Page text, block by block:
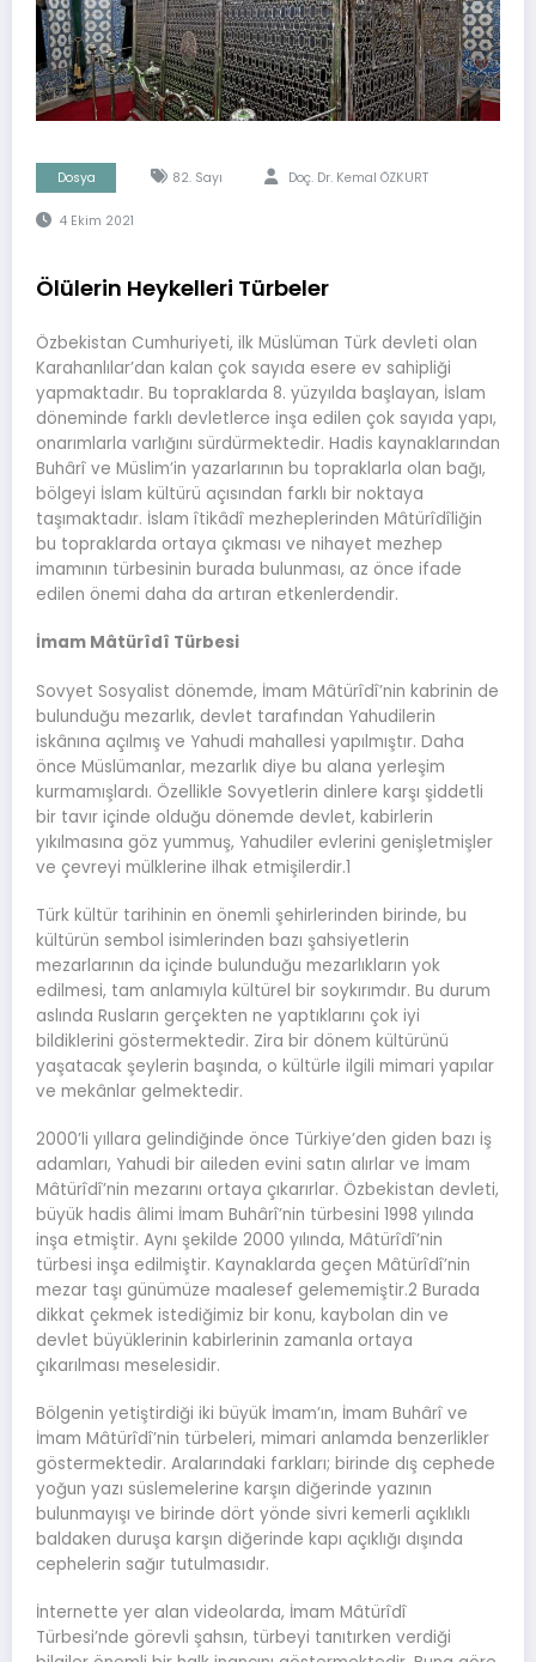
Dosya 82. Sayı Doç. Dr. Kemal ÖZKURT
4 Ekim 2021
Ölülerin Heykelleri Türbeler
Özbekistan Cumhuriyeti, ilk Müslüman Türk devleti olan
Karahanlılar’dan kalan çok sayıda esere ev sahipliği
yapmaktadır. Bu topraklarda 8. yüzyılda başlayan, İslam
döneminde farklı devletlerce inşa edilen çok sayıda yapı,
onarımlarla varlığını sürdürmektedir. Hadis kaynaklarından
Buhârî ve Müslim’in yazarlarının bu topraklarla olan bağı,
bölgeyi İslam kültürü açısından farklı bir noktaya
taşımaktadır. İslam îtikâdî mezheplerinden Mâtürîdîliğin
bu topraklarda ortaya çıkması ve nihayet mezhep
imamının türbesinin burada bulunması, az önce ifade
edilen önemi daha da artıran etkenlerdendir.
İmam Mâtürîdî Türbesi
Sovyet Sosyalist dönemde, İmam Mâtürîdî’nin kabrinin de
bulunduğu mezarlık, devlet tarafından Yahudilerin
iskânına açılmış ve Yahudi mahallesi yapılmıştır. Daha
önce Müslümanlar, mezarlık diye bu alana yerleşim
kurmamışlardı. Özellikle Sovyetlerin dinlere karşı şiddetli
bir tavır içinde olduğu dönemde devlet, kabirlerin
yıkılmasına göz yummuş, Yahudiler evlerini genişletmişler
ve çevreyi mülklerine ilhak etmişilerdir.1
Türk kültür tarihinin en önemli şehirlerinden birinde, bu
kültürün sembol isimlerinden bazı şahsiyetlerin
mezarlarının da içinde bulunduğu mezarlıkların yok
edilmesi, tam anlamıyla kültürel bir soykırımdır. Bu durum
aslında Rusların gerçekten ne yaptıklarını çok iyi
bildiklerini göstermektedir. Zira bir dönem kültürünü
yaşatacak şeylerin başında, o kültürle ilgili mimari yapılar
ve mekânlar gelmektedir.
2000’li yıllara gelindiğinde önce Türkiye’den giden bazı iş
adamları, Yahudi bir aileden evini satın alırlar ve İmam
Mâtürîdî’nin mezarını ortaya çıkarırlar. Özbekistan devleti,
büyük hadis âlimi İmam Buhârî’nin türbesini 1998 yılında
inşa etmiştir. Aynı şekilde 2000 yılında, Mâtürîdî’nin
türbesi inşa edilmiştir. Kaynaklarda geçen Mâtürîdî’nin
mezar taşı günümüze maalesef gelememiştir.2 Burada
dikkat çekmek istediğimiz bir konu, kaybolan din ve
devlet büyüklerinin kabirlerinin zamanla ortaya
çıkarılması meselesidir.
Bölgenin yetiştirdiği iki büyük İmam’ın, İmam Buhârî ve
İmam Mâtürîdî’nin türbeleri, mimari anlamda benzerlikler
göstermektedir. Aralarındaki farkları; birinde dış cephede
yoğun yazı süslemelerine karşın diğerinde yazının
bulunmayışı ve birinde dört yönde sivri kemerli açıklıklı
baldaken duruşa karşın diğerinde kapı açıklığı dışında
cephelerin sağır tutulmasıdır.
İnternette yer alan videolarda, İmam Mâtürîdî
Türbesi’nde görevli şahsın, türbeyi tanıtırken verdiği